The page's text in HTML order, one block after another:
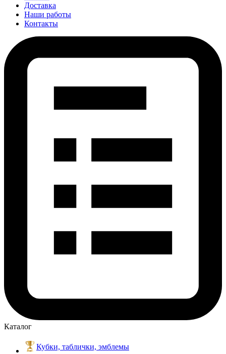
Доставка
Наши работы
Контакты
Каталог
Кубки, таблички, эмблемы